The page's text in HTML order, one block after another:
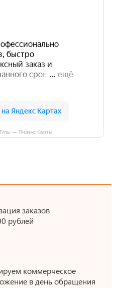
— Яндекс Карты
заказов
рублей
коммерческое
в день обращения